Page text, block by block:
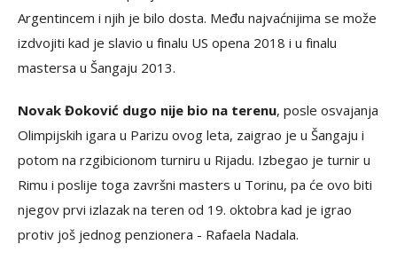
Argentincem i njih je bilo dosta. Među najvaćnijima se može
izdvojiti kad je slavio u finalu US opena 2018 i u finalu
mastersa u Šangaju 2013.
Novak Đoković dugo nije bio na terenu, posle osvajanja
Olimpijskih igara u Parizu ovog leta, zaigrao je u Šangaju i
potom na rzgibicionom turniru u Rijadu. Izbegao je turnir u
Rimu i poslije toga završni masters u Torinu, pa će ovo biti
njegov prvi izlazak na teren od 19. oktobra kad je igrao
protiv još jednog penzionera - Rafaela Nadala.